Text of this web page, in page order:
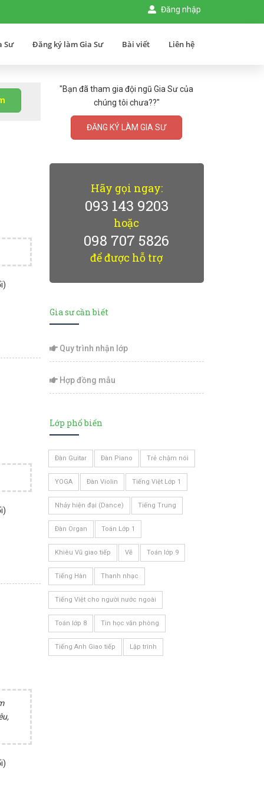
Đăng nhập
Sư Đăng ký làm Gia Sư Bài viết Liên hệ
"Bạn đã tham gia đội ngũ Gia Sư của
chúng tôi chưa??"
ĐĂNG KÝ LÀM GIA SƯ
Hãy gọi ngay:
093 143 9203
hoặc
098 707 5826
để được hỗ trợ
Gia sư cần biết
Quy trình nhận lớp
Hợp đồng mẫu
Lớp phổ biến
Đàn Guitar Đàn Piano Trẻ chậm nói
YOGA Đàn Violin Tiếng Việt Lớp 1
Nhảy hiện đại (Dance) Tiếng Trung
Đàn Organ Toán Lớp 1
Khiêu Vũ giao tiếp Vẽ Toán lớp 9
Tiếng Hàn Thanh nhạc
Tiếng Việt cho người nước ngoài
Toán lớp 8 Tin học văn phòng
Tiếng Anh Giao tiếp Lập trình